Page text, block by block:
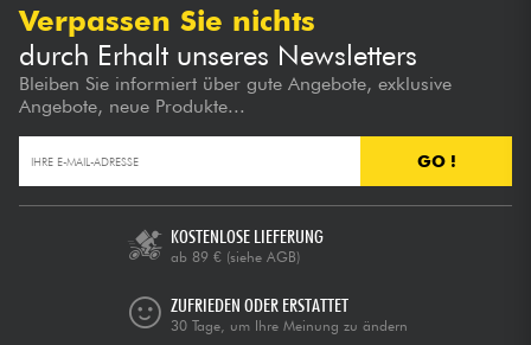
Verpassen Sie nichts
durch Erhalt unseres Newsletters
Bleiben Sie informiert über gute Angebote, exklusive
Angebote, neue Produkte...
GO !
KOSTENLOSE LIEFERUNG
ab 89 € (siehe AGB)
ZUFRIEDEN ODER ERSTATTET
30 Tage, um Ihre Meinung zu ändern